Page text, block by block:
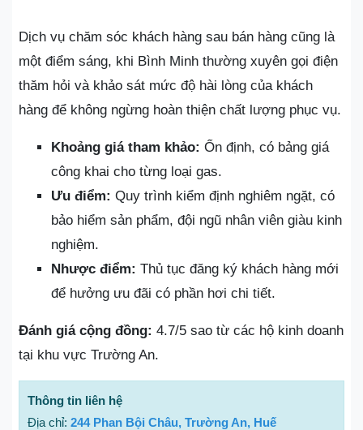
Dịch vụ chăm sóc khách hàng sau bán hàng cũng là
một điểm sáng, khi Bình Minh thường xuyên gọi điện
thăm hỏi và khảo sát mức độ hài lòng của khách
hàng để không ngừng hoàn thiện chất lượng phục vụ.
Khoảng giá tham khảo: Ổn định, có bảng giá
công khai cho từng loại gas.
Ưu điểm: Quy trình kiểm định nghiêm ngặt, có
bảo hiểm sản phẩm, đội ngũ nhân viên giàu kinh
nghiệm.
Nhược điểm: Thủ tục đăng ký khách hàng mới
để hưởng ưu đãi có phần hơi chi tiết.
Đánh giá cộng đồng: 4.7/5 sao từ các hộ kinh doanh
tại khu vực Trường An.
Thông tin liên hệ
Địa chỉ: 244 Phan Bội Châu, Trường An, Huế